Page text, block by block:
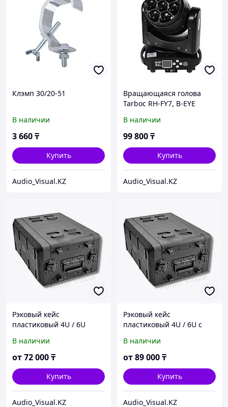
Клэмп 30/20-51
В наличии
3 660₸
Купить
Audio_Visual.KZ
Вращающаяся голова
Tarboc RH-FY7, B-EYE
В наличии
99 800₸
Купить
Audio_Visual.KZ
Рэковый кейс
пластиковый 4U / 6U
В наличии
от72 000₸
Купить
Audio_Visual.KZ
Рэковый кейс
пластиковый 4U / 6U с
подвеской и отсеком для
микрофонов
транспортировочный рэк
6U 266 мм/
В наличии
от89 000₸
Купить
Audio_Visual.KZ